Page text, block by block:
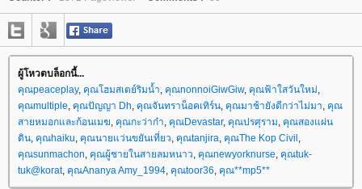
ผู้โหวตบล็อกนี้...
คุณpeaceplay, คุณโฮมสเตย์ริมน้ำ, คุณnonnoiGiwGiw, คุณฟ้าใสวันใหม่,
คุณmultiple, คุณปัญญา Dh, คุณจันทราน็อคเทิร์น, คุณมาช้ายังดีกว่าไม่มา, คุณ
สายหมอกและก้อนเมฆ, คุณกะว่าก๋า, คุณDevastar, คุณปรศุราม, คุณสองแผ่น
ดิน, คุณhaiku, คุณนายแว่นขยันเที่ยว, คุณtanjira, คุณThe Kop Civil ,
คุณsunmachon, คุณผู้ชายในสายลมหนาว, คุณnewyorknurse, คุณtuk-
tuk@korat, คุณAnanya Amy_1994, คุณtoor36, คุณ**mp5**